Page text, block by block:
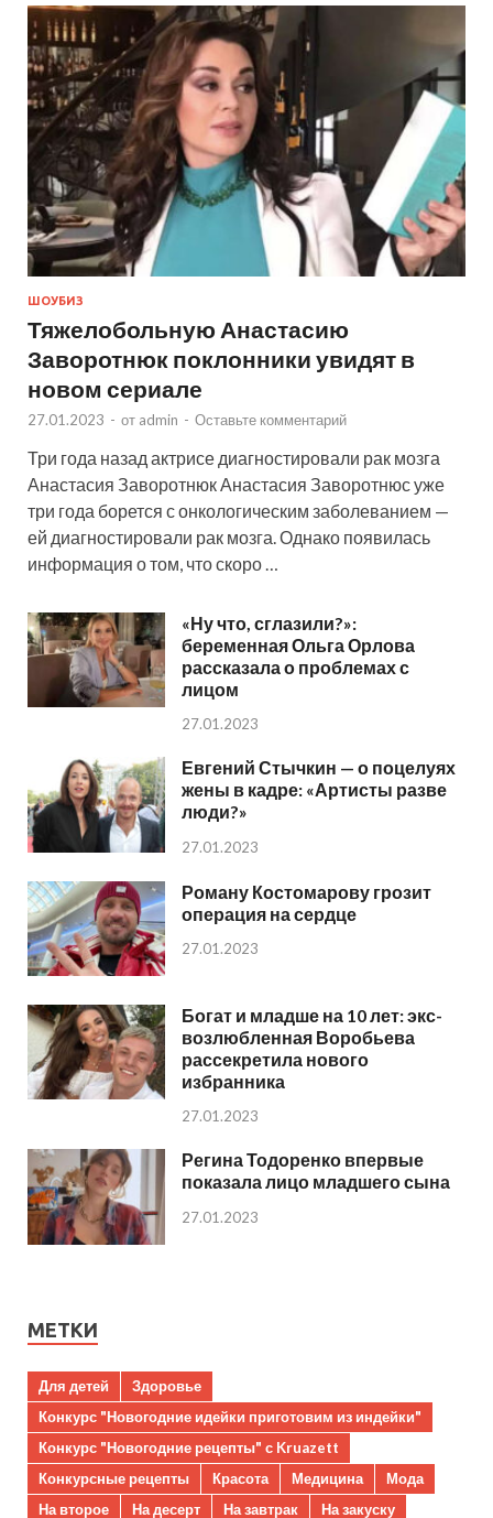
ШОУБИЗ
Тяжелобольную Анастасию
Заворотнюк поклонники увидят в
новом сериале
27.01.2023 - от admin - Оставьте комментарий
Три года назад актрисе диагностировали рак мозга
Анастасия Заворотнюк Анастасия Заворотнюс уже
три года борется с онкологическим заболеванием —
ей диагностировали рак мозга. Однако появилась
информация о том, что скоро …
«Ну что, сглазили?»:
беременная Ольга Орлова
рассказала о проблемах с
лицом
27.01.2023
Евгений Стычкин — о поцелуях
жены в кадре: «Артисты разве
люди?»
27.01.2023
Роману Костомарову грозит
операция на сердце
27.01.2023
Богат и младше на 10 лет: экс-
возлюбленная Воробьева
рассекретила нового
избранника
27.01.2023
Регина Тодоренко впервые
показала лицо младшего сына
27.01.2023
МЕТКИ
Для детей
Здоровье
Конкурс "Новогодние идейки приготовим из индейки"
Конкурс "Новогодние рецепты" с Kruazett
Конкурсные рецепты
Красота Медицина
Мода
На второе
На десерт На завтрак
На закуску